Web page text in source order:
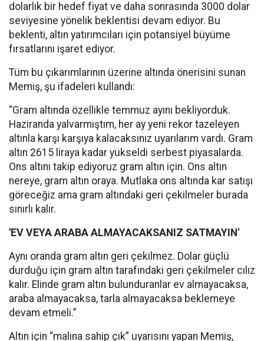
dolarlık bir hedef fiyat ve daha sonrasında 3000 dolar
seviyesine yönelik beklentisi devam ediyor. Bu
beklenti, altın yatırımcıları için potansiyel büyüme
fırsatlarını işaret ediyor.
Tüm bu çıkarımlarının üzerine altında önerisini sunan
Memiş, şu ifadeleri kullandı:
“Gram altında özellikle temmuz ayını bekliyorduk.
Haziranda yalvarmıştım, her ay yeni rekor tazeleyen
altınla karşı karşıya kalacaksınız uyarılarım vardı. Gram
altın 2615 liraya kadar yükseldi serbest piyasalarda.
Ons altını takip ediyoruz gram altın için. Ons altın
nereye, gram altın oraya. Mutlaka ons altında kar satışı
göreceğiz ama gram altındaki geri çekilmeler burada
sınırlı kalır.
'EV VEYA ARABA ALMAYACAKSANIZ SATMAYIN'
Aynı oranda gram altın geri çekilmez. Dolar güçlü
durduğu için gram altın tarafındaki geri çekilmeler cılız
kalır. Elinde gram altın bulunduranlar ev almayacaksa,
araba almayacaksa, tarla almayacaksa beklemeye
devam etmeli.”
Altın için “malına sahip çık” uyarısını yapan Memiş,